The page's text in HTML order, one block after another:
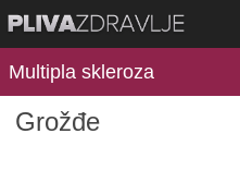
Multipla skleroza
Grožđe